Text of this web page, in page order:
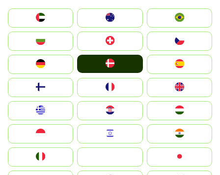
الإمارات العربية المتحدة
Switzerland
Deutschland
United Kingdom
Magyarország